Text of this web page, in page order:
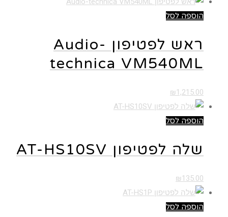
הוספה לסל
ראש לפטיפון Audio-
technica VM540ML
₪ 1,215.00
הוספה לסל
שלה לפטיפון AT-HS10SV
₪ 135.00
הוספה לסל